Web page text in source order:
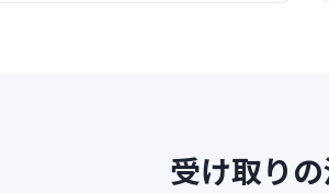
受け取り